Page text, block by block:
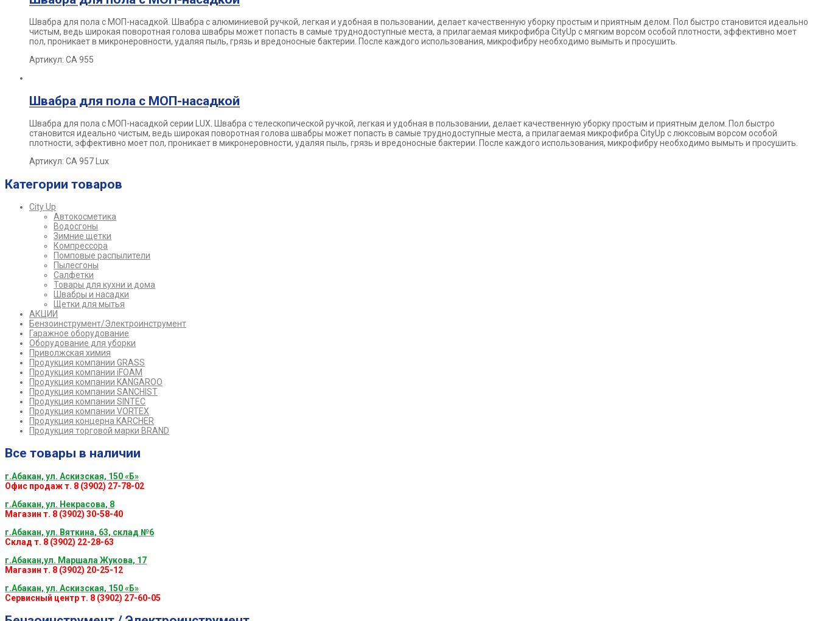
Швабра для пола с МОП-насадкой. Швабра с алюминиевой ручкой, легкая и удобная в пользовании, делает качественную уборку простым и приятным делом. Пол быстро становится идеально
чистым, ведь широкая поворотная голова швабры может попасть в самые труднодоступные места, а прилагаемая микрофибра CityUp с мягким ворсом особой плотности, эффективно моет
пол, проникает в микронеровности, удаляя пыль, грязь и вредоносные бактерии. После каждого использования, микрофибру необходимо вымыть и просушить.
Артикул: СА 955
Швабра для пола с МОП-насадкой
Швабра для пола с МОП-насадкой серии LUX. Швабра стелескопической ручкой, легкая и удобная в пользовании, делаеткачественную уборку простым и приятным делом. Пол быстро
становится идеально чистым, ведь широкая поворотная голова швабры может попасть в самые труднодоступные места, а прилагаемая микрофибра CityUp с люксовым ворсом особой
плотности, эффективно моет пол, проникает в микронеровности, удаляя пыль, грязь и вредоносные бактерии. После каждого использования, микрофибрунеобходимо вымыть и просушить.
Артикул: СА 957 Lux
Категории товаров
City Up
Автокосметика
Водосгоны
Зимние щетки
Компрессора
Помповые распылители
Пылесгоны
Салфетки
Товары для кухни и дома
Швабры и насадки
Щетки для мытья
АКЦИИ
Бензоинструмент/Электроинструмент
Гаражное оборудование
Оборудование для уборки
Приволжская химия
Продукция компании GRASS
Продукция компании iFOAM
Продукция компании KANGAROO
Продукция компании SANCHIST
Продукция компании SINTEC
Продукция компании VORTEX
Продукция концерна KARCHER
Продукция торговой марки BRAND
Все товары в наличии
г.Абакан, ул. Аскизская, 150 «Б»
Офис продаж т. 8 (3902) 27-78-02
г.Абакан, ул. Некрасова, 8
Магазин т. 8 (3902) 30-58-40
г.Абакан, ул. Вяткина, 63, склад №6
Склад т. 8 (3902) 22-28-63
г.Абакан,ул. Маршала Жукова, 17
Магазин т. 8 (3902) 20-25-12
г.Абакан, ул. Аскизская, 150 «Б»
Сервисный центр т. 8 (3902) 27-60-05